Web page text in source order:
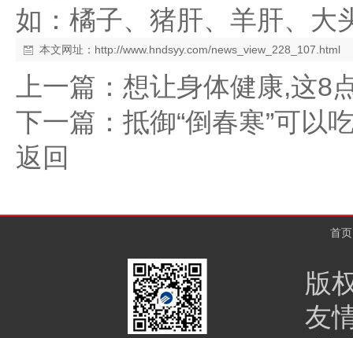
如：橘子、猪肝、羊肝、大
本文网址： http://www.hndsyy.com/news_view_228_107.html
上一篇： 想让身体健康,这8
下一篇： 抵御“倒春寒”可以
返回
首页
版
友